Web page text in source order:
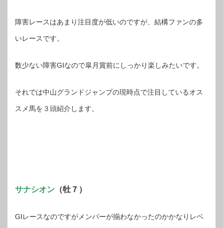
障害レースはあまり注目度が低いのですが、結構ファンの多
いレースです。
数少ない障害GⅠなので皐月賞前にしっかり楽しみたいです。
それでは中山グランドジャンプの現時点で注目しているオス
スメ馬を３頭紹介します。
サナシオン （牡７）
GⅠレースなのですがメンバーが揃わなかったのかかなりレベ